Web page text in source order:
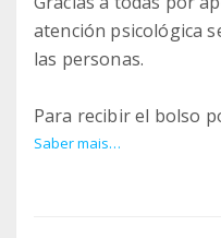
atención psicológica
las personas.
Para recibir el bolso
en Valencia, Avd Tres
tu dirección postal
Saber mais…